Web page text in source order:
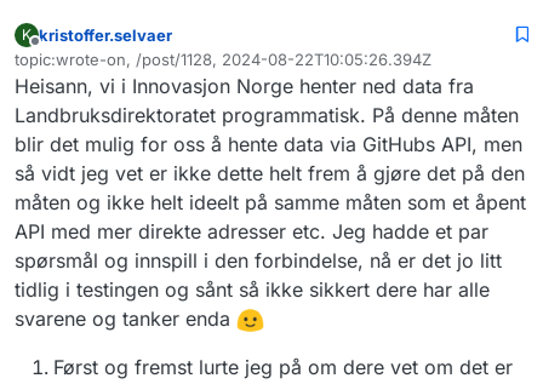
K
Frakoblet
kristoffer.selvaer
topic:wrote-on, /post/1128, 2024-08-22T10:05:26.394Z
Sist endret av
Heisann, vi i Innovasjon Norge henter ned data fra
Landbruksdirektoratet programmatisk. På denne måten
blir det mulig for oss å hente data via GitHubs API, men
så vidt jeg vet er ikke dette helt frem å gjøre det på den
måten og ikke helt ideelt på samme måten som et åpent
API med mer direkte adresser etc. Jeg hadde et par
spørsmål og innspill i den forbindelse, nå er det jo litt
tidlig i testingen og sånt så ikke sikkert dere har alle
svarene og tanker enda
Først og fremst lurte jeg på om dere vet om det er